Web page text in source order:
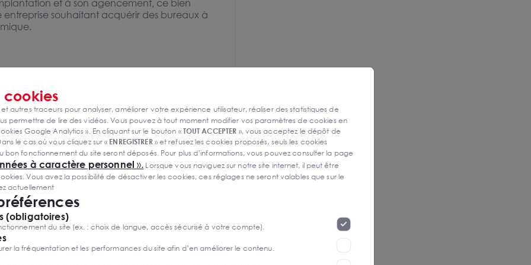
et à son agencement, ce bien
souhaitant acquérir des bureaux à
bien est exposé sont disponibles sur le site
cookies
et autres traceurs pour analyser, améliorer votre expérience utilisateur, réaliser des statistiques de
permettre de lire des vidéos. Vous pouvez à tout moment modifier vos paramètres de cookies en
Google Analytics ». En cliquant sur le bouton «TOUT ACCEPTER », vous acceptez le dépôt de
le cas où vous cliquez sur « ENREGISTRER» et refusez les cookies proposés, seuls les cookies
bon fonctionnement du site seront déposés. Pour plus d’informations, vous pouvez consulter la page
à caractère personnel ». Lorsque vous naviguez sur notre site internet, il peut être
Vous avez la possibilité de désactiver les cookies, ces réglages ne seront valables que sur le
actuellement
(obligatoires)
du site (ex. : choix de langue, accès sécurisé à votre compte).
la fréquentation et les performances du site afin d’en améliorer le contenu.